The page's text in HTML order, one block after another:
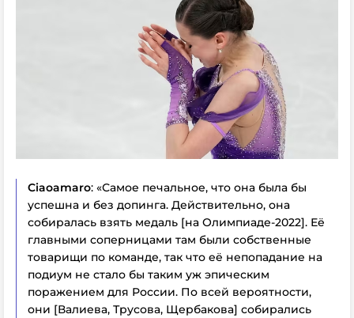
Ciaoamaro: «Самое печальное, что она была бы
успешна и без допинга. Действительно, она
собиралась взять медаль [на Олимпиаде-2022]. Её
главными соперницами там были собственные
товарищи по команде, так что её непопадание на
подиум не стало бы таким уж эпическим
поражением для России. По всей вероятности,
они [Валиева, Трусова, Щербакова] собирались